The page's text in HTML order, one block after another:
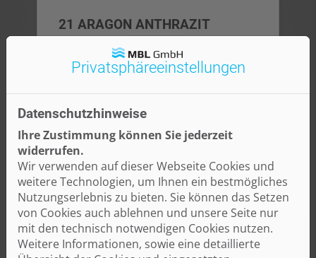
21 ARAGON ANTHRAZIT
22 ARAGON GRAU
Privatsphäre­einstellungen
Datenschutzhinweise
Ihre Zustimmung können Sie jederzeit
widerrufen.
Wir verwenden auf dieser Webseite Cookies und
weitere Technologien, um Ihnen ein bestmögliches
Nutzungserlebnis zu bieten. Sie können das Setzen
von Cookies auch ablehnen und unsere Seite nur
mit den technisch notwendigen Cookies nutzen.
Weitere Informationen, sowie eine detaillierte